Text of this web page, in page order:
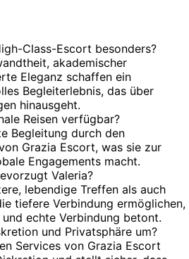
Class-Escort besonders?
akademischer
Eleganz schaffen ein
Begleiterlebnis, das über
hinausgeht.
Reisen verfügbar?
Begleitung durch den
Grazia Escort, was sie zur
Engagements macht.
Valeria?
lebendige Treffen als auch
tiefere Verbindung ermöglichen,
echte Verbindung betont.
und Privatsphäre um?
Services von Grazia Escort